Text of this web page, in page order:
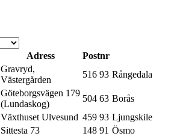
Adress
Postnr
Gravryd,
Västergården
516 93 Rångedala
Göteborgsvägen 179
(Lundaskog)
504 63 Borås
Växthuset Ulvesund 459 93 Ljungskile
Sittesta 73 148 91 Ösmo